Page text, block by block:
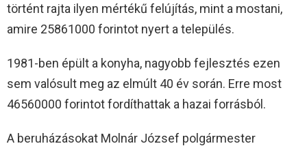
történt rajta ilyen mértékű felújítás, mint a mostani,
amire 25861000 forintot nyert a település.
1981-ben épült a konyha, nagyobb fejlesztés ezen
sem valósult meg az elmúlt 40 év során. Erre most
46560000 forintot fordíthattak a hazai forrásból.
A beruházásokat Molnár József polgármester